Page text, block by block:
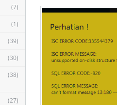
(7)
(1)
(39)
(30)
(38)
(27)